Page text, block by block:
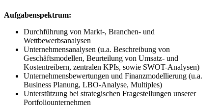
Aufgabenspektrum:
Durchführung von Markt-, Branchen- und
Wettbewerbsanalysen
Unternehmensanalysen (u.a. Beschreibung von
Geschäftsmodellen, Beurteilung von Umsatz- und
Kostentreibern, zentralen KPIs, sowie SWOT-Analysen)
Unternehmensbewertungen und Finanzmodellierung (u.a.
Business Planung, LBO-Analyse, Multiples)
Unterstützung bei strategischen Fragestellungen unserer
Portfoliounternehmen